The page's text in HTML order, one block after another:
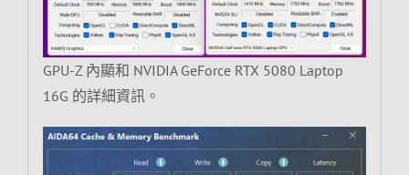
GPU-Z 內顯和 NVIDIA GeForce RTX 5080 Laptop
16G 的詳細資訊。